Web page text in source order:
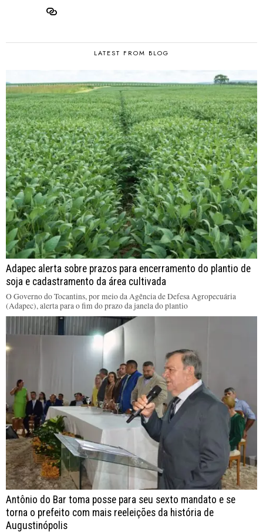
LATEST FROM BLOG
Adapec alerta sobre prazos para encerramento do plantio de
soja e cadastramento da área cultivada
O Governo do Tocantins, por meio da Agência de Defesa Agropecuária
(Adapec), alerta para o fim do prazo da janela do plantio
Antônio do Bar toma posse para seu sexto mandato e se
torna o prefeito com mais reeleições da história de
Augustinópolis